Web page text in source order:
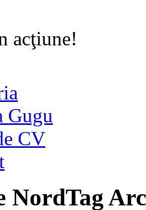
acţiune!
Gugu
CV
NordTag